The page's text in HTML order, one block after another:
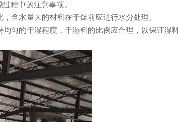
程中的注意事项。
水量大的材料在干燥前应进行水分处理。
的干湿程度，干湿料的比例应合理，以保证湿